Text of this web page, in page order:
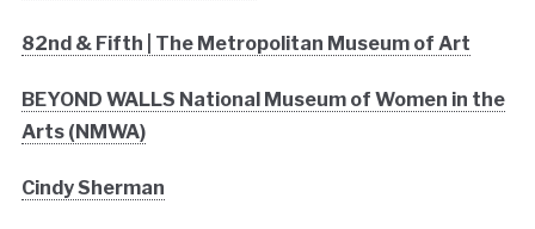
82nd & Fifth | The Metropolitan Museum of Art
BEYOND WALLS National Museum of Women in the
Arts (NMWA)
Cindy Sherman